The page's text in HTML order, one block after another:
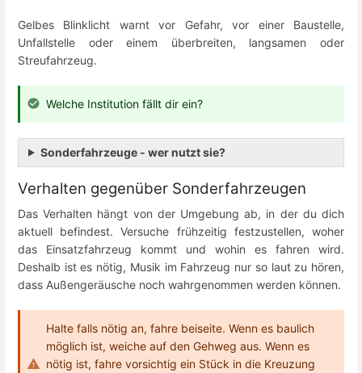
Gelbes Blinklicht warnt vor Gefahr, vor einer Baustelle,
Unfallstelle oder einem überbreiten, langsamen oder
Streufahrzeug.
Welche Institution fällt dir ein?
Sonderfahrzeuge - wer nutzt sie?
Verhalten gegenüber Sonderfahrzeugen
Das Verhalten hängt von der Umgebung ab, in der du dich
aktuell befindest. Versuche frühzeitig festzustellen, woher
das Einsatzfahrzeug kommt und wohin es fahren wird.
Deshalb ist es nötig, Musik im Fahrzeug nur so laut zu hören,
dass Außengeräusche noch wahrgenommen werden können.
Halte falls nötig an, fahre beiseite. Wenn es baulich
möglich ist, weiche auf den Gehweg aus. Wenn es
nötig ist, fahre vorsichtig ein Stück in die Kreuzung